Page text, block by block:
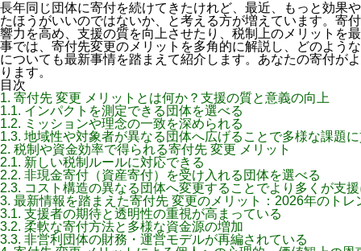
長年同じ団体に寄付を続けてきたけれど、最近、もっと効果
たほうがいいのではないか、と考える方が増えています。寄
響力を高め、支援の質を向上させたり、税制上のメリットを
事では、寄付先変更のメリットを多角的に解説し、どのよう
についても最新事情を踏まえて紹介します。あなたの寄付が
ります。
目次
1. 寄付先 変更 メリットとは何か？支援の質と意義の向上
1.1. インパクトを測定できる団体を選べる
1.2. ミッションや理念の一致を深められる
1.3. 地域性や対象者が異なる団体へ広げることで多様な課題
2. 税制や資金効率で得られる寄付先 変更 メリット
2.1. 新しい税制ルールに対応できる
2.2. 非現金寄付（資産寄付）を受け入れる団体を選べる
2.3. コスト構造の異なる団体へ変更することでより多くが支
3. 最新情報を踏まえた寄付先 変更のメリット：2026年のトレ
3.1. 支援者の期待と透明性の重視が高まっている
3.2. 柔軟な寄付方法と多様な資金源の増加
3.3. 非営利団体の財務・運営モデルが再編されている